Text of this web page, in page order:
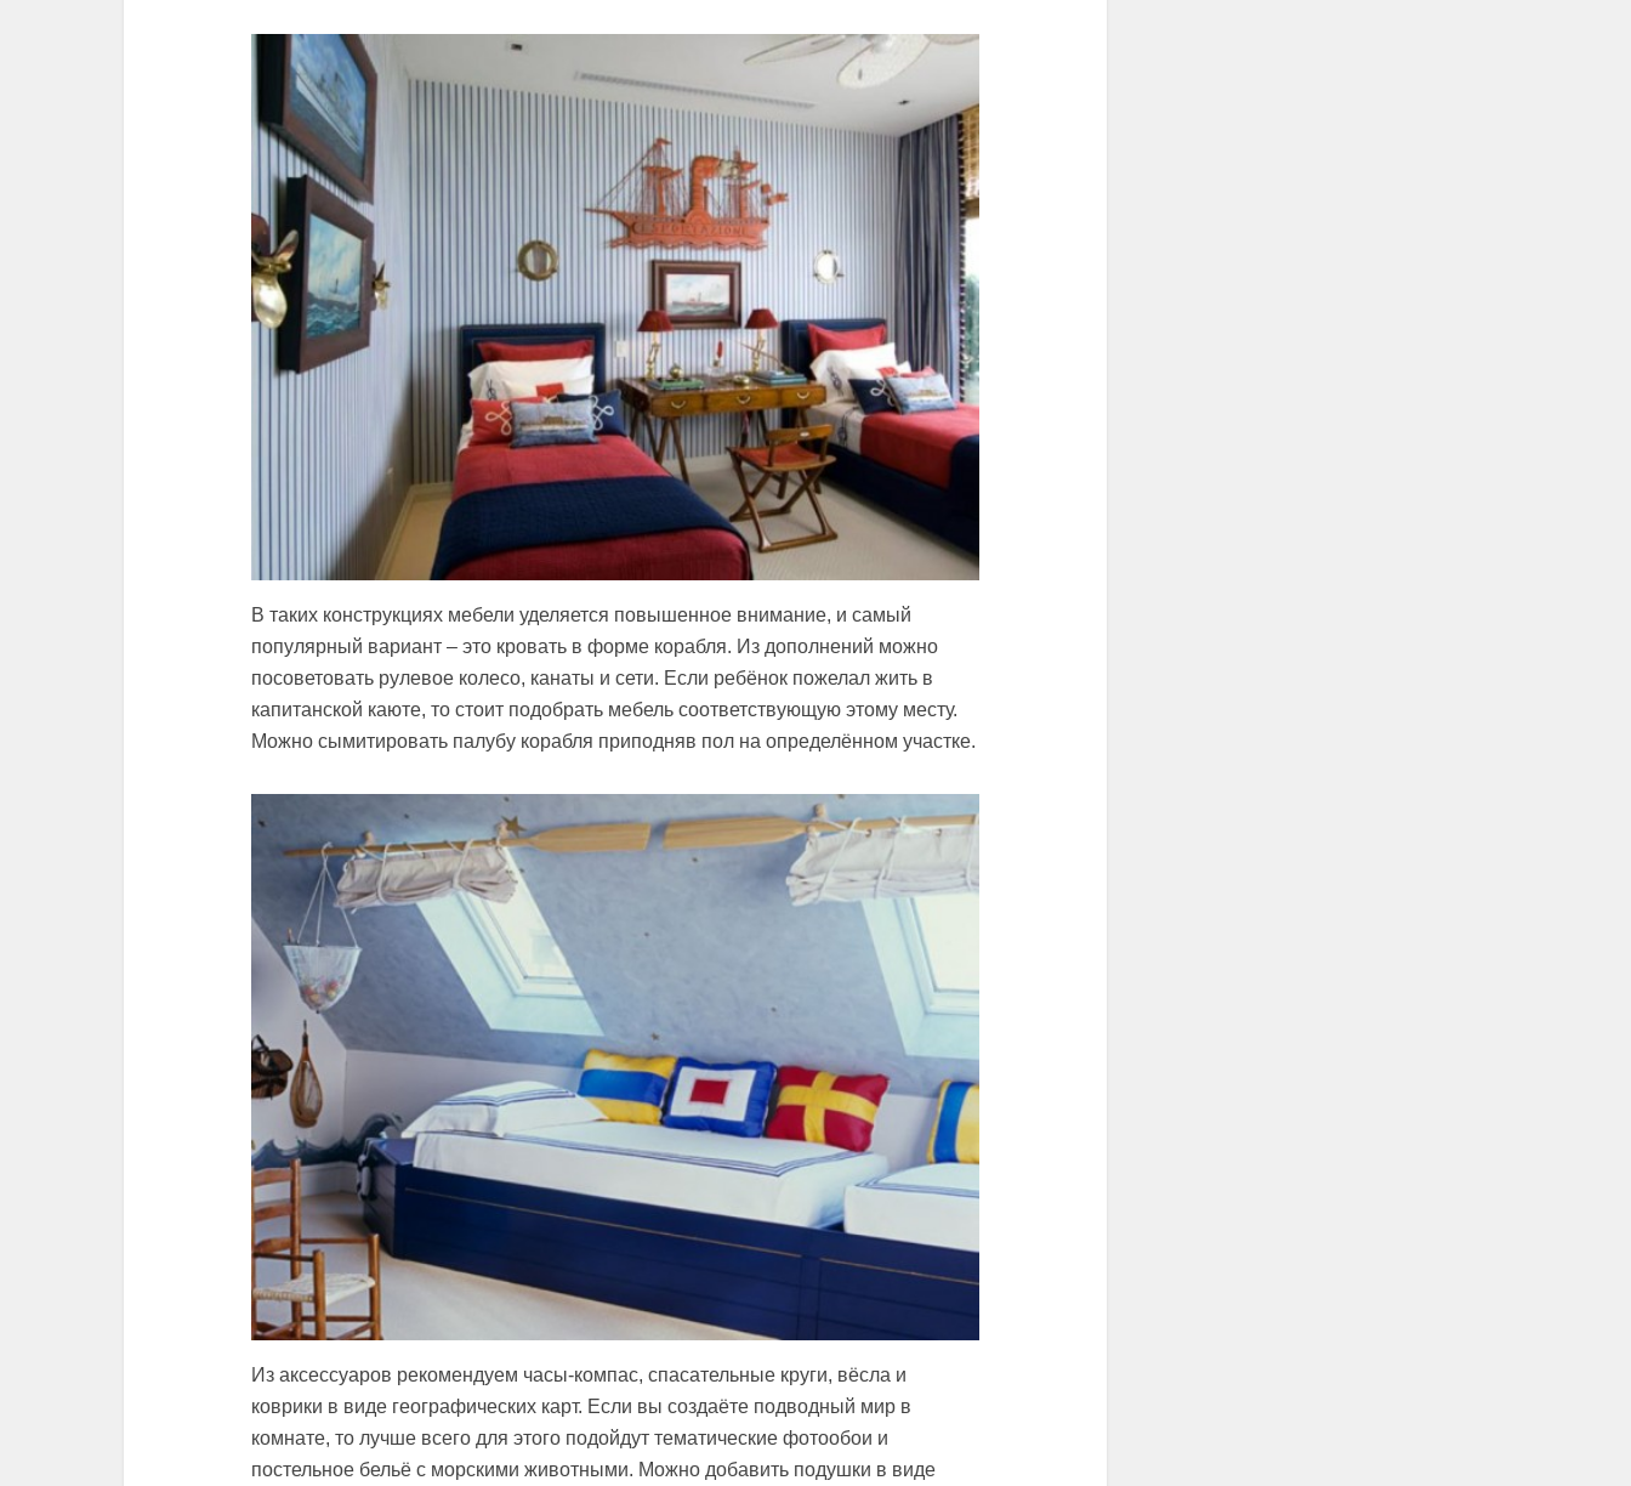
В таких конструкциях мебели уделяется повышенное внимание, и самый
популярный вариант – это кровать в форме корабля. Из дополнений можно
посоветовать рулевое колесо, канаты и сети. Если ребёнок пожелал жить в
капитанской каюте, то стоит подобрать мебель соответствующую этому месту.
Можно сымитировать палубу корабля приподняв пол на определённом участке.
Из аксессуаров рекомендуем часы-компас, спасательные круги, вёсла и
коврики в виде географических карт. Если вы создаёте подводный мир в
комнате, то лучше всего для этого подойдут тематические фотообои и
постельное бельё с морскими животными. Можно добавить подушки в виде